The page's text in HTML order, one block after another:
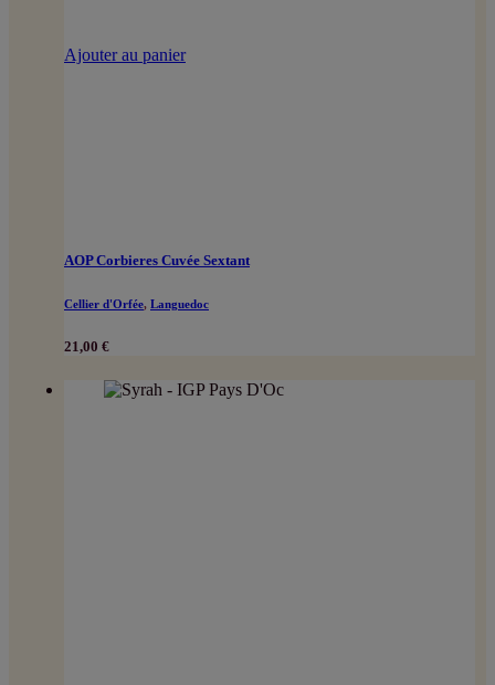
Ajouter au panier
AOP Corbieres Cuvée Sextant
Cellier d'Orfée, Languedoc
21,00 €